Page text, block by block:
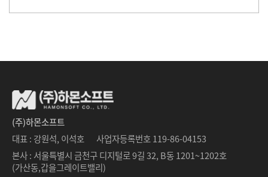
(주)하몬소프트
대표 : 강원석, 이석호
사업자등록번호 119-86-04153
본사 : 서울특별시 금천구 디지털로 9길 32, B동 1201~1202호
(가산동,갑을그레이트밸리)